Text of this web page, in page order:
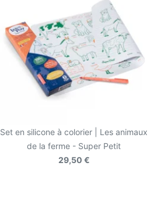
Set en silicone à colorier | Les animaux
de la ferme - Super Petit
29,50 €